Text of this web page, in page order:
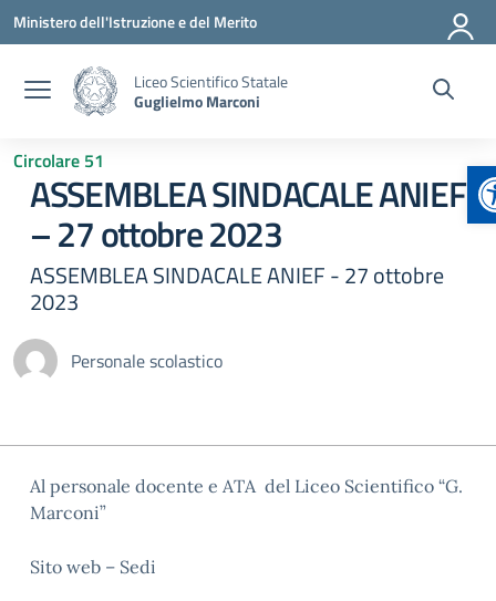
Vai ai contenuti
Vai al menu di navigazione
Vai al footer
Ministero dell'Istruzione e del Merito
Liceo Scientifico Statale
Guglielmo Marconi
Circolare 51
ASSEMBLEA SINDACALE ANIEF
– 27 ottobre 2023
ASSEMBLEA SINDACALE ANIEF - 27 ottobre
2023
Personale scolastico
Al personale docente e ATA del Liceo Scientifico “G.
Marconi”
Sito web – Sedi